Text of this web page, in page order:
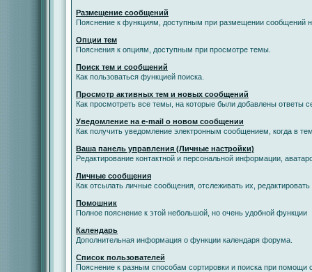
Размещение сообщений
Пояснение к функциям, доступным при размещении сообщений
Опции тем
Пояснения к опциям, доступным при просмотре темы.
Поиск тем и сообщений
Как пользоваться функцией поиска.
Просмотр активных тем и новых сообщений
Как просмотреть все темы, на которые были добавлены ответы
Уведомление на е-mail о новом сообщении
Как получить уведомление электронным сообщением, когда в
Ваша панель управления (Личные настройки)
Редактирование контактной и персональной информации,
Личные сообщения
Как отсылать личные сообщения, отслеживать их,
Помошник
Полное пояснение к этой небольшой, но очень удобной функции
Календарь
Дополнительная информация о функции календаря форума.
Список пользователей
Пояснение к разным способам сортировки и поиска при помощи